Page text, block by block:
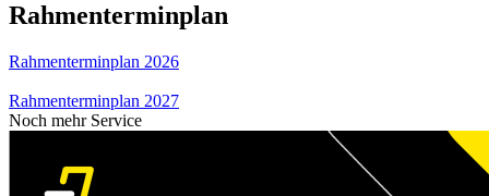
Rahmenterminplan
Rahmenterminplan 2026
Rahmenterminplan 2027
Noch mehr Service